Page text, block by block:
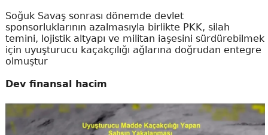
Soğuk Savaş sonrası dönemde devlet
sponsorluklarının azalmasıyla birlikte PKK, silah
temini, lojistik altyapı ve militan iaşesini sürdürebilmek
için uyuşturucu kaçakçılığı ağlarına doğrudan entegre
olmuştur
Dev finansal hacim